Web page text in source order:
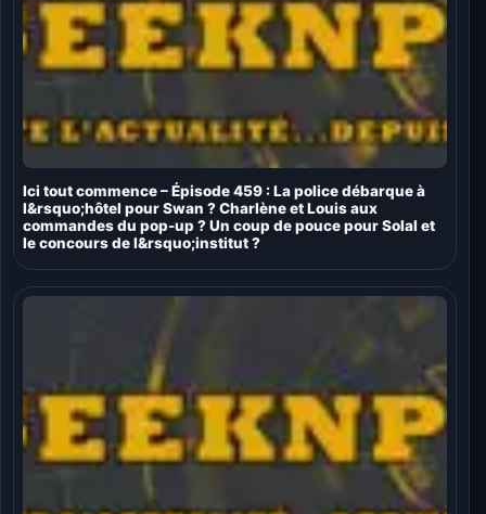
Ici tout commence – Épisode 459 : La police débarque à
l&rsquo;hôtel pour Swan ? Charlène et Louis aux
commandes du pop-up ? Un coup de pouce pour Solal et
le concours de l&rsquo;institut ?